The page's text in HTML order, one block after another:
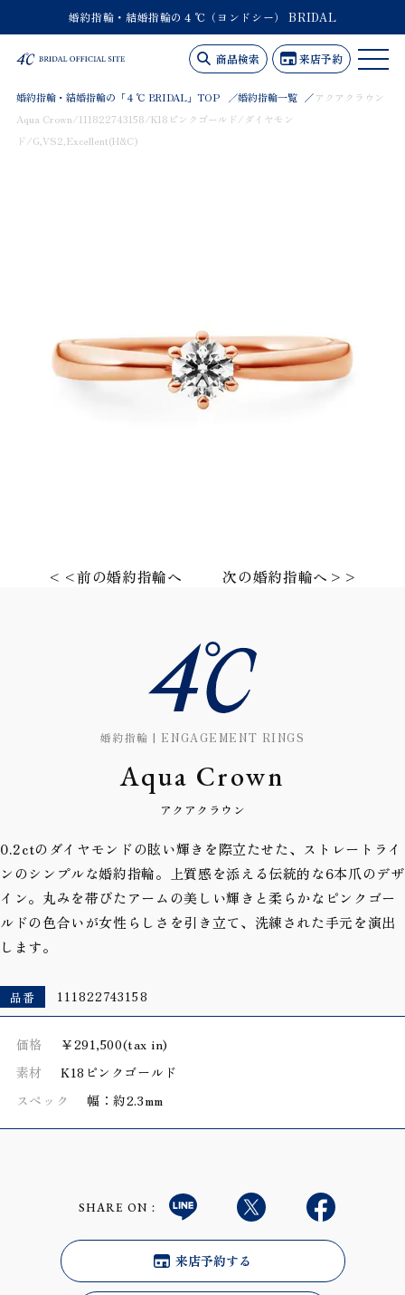
婚約指輪・結婚指輪の４℃（ヨンドシー） BRIDAL
商品検索 来店予約
婚約指輪・結婚指輪の「４℃ BRIDAL」TOP 婚約指輪一覧
アクアクラウン
Aqua Crown/111822743158/K18ピンクゴールド/ダイヤモン
ド/G,VS2,Excellent(H&C)
<<前の婚約指輪へ 次の婚約指輪へ>>
婚約指輪 | ENGAGEMENT RINGS
Aqua Crown
アクアクラウン
0.2ctのダイヤモンドの眩い輝きを際立たせた、ストレートライ
ンのシンプルな婚約指輪。上質感を添える伝統的な6本爪のデザ
イン。丸みを帯びたアームの美しい輝きと柔らかなピンクゴー
ルドの色合いが女性らしさを引き立て、洗練された手元を演出
します。
品番 111822743158
価格
￥291,500(tax in)
素材
K18ピンクゴールド
スペック
幅：約2.3mm
SHARE ON：
来店予約する